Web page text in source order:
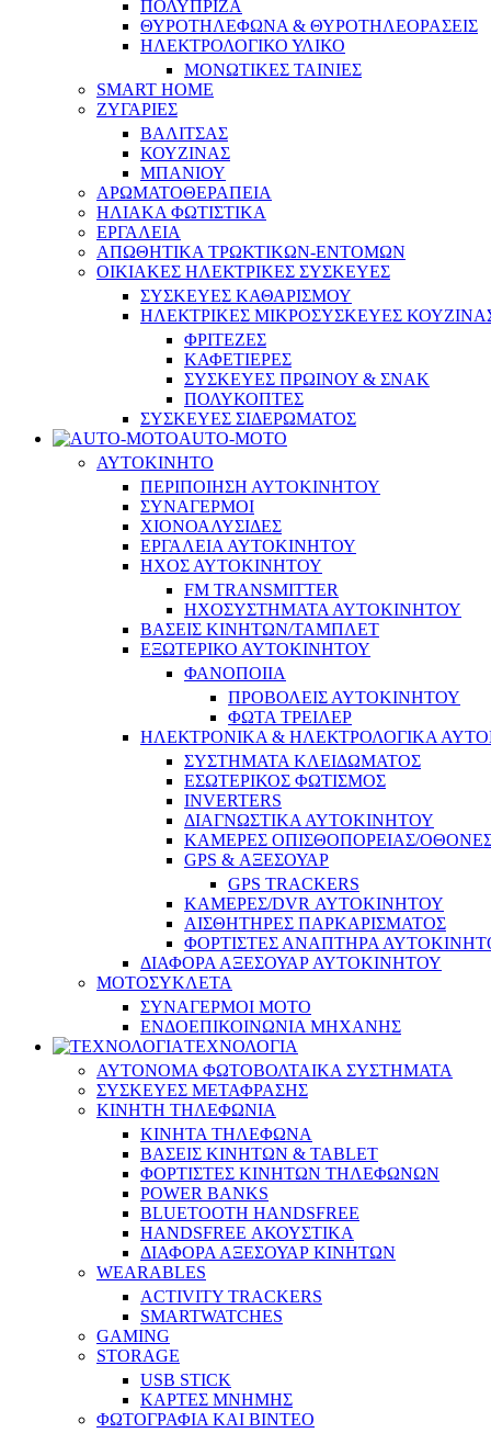
ΠΟΛΥΠΡΙΖΑ
ΘΥΡΟΤΗΛΕΦΩΝΑ & ΘΥΡΟΤΗΛΕΟΡΑΣΕΙΣ
ΗΛΕΚΤΡΟΛΟΓΙΚΟ ΥΛΙΚΟ
ΜΟΝΩΤΙΚΕΣ ΤΑΙΝΙΕΣ
SMART HOME
ΖΥΓΑΡΙΕΣ
ΒΑΛΙΤΣΑΣ
ΚΟΥΖΙΝΑΣ
ΜΠΑΝΙΟΥ
ΑΡΩΜΑΤΟΘΕΡΑΠΕΙΑ
ΗΛΙΑΚΑ ΦΩΤΙΣΤΙΚΑ
ΕΡΓΑΛΕΙΑ
ΑΠΩΘΗΤΙΚΑ ΤΡΩΚΤΙΚΩΝ-ΕΝΤΟΜΩΝ
ΟΙΚΙΑΚΕΣ ΗΛΕΚΤΡΙΚΕΣ ΣΥΣΚΕΥΕΣ
ΣΥΣΚΕΥΕΣ ΚΑΘΑΡΙΣΜΟΥ
ΗΛΕΚΤΡΙΚΕΣ ΜΙΚΡΟΣΥΣΚΕΥΕΣ
ΦΡΙΤΕΖΕΣ
ΚΑΦΕΤΙΕΡΕΣ
ΣΥΣΚΕΥΕΣ ΠΡΩΙΝΟΥ & ΣΝΑΚ
ΠΟΛΥΚΟΠΤΕΣ
ΣΥΣΚΕΥΕΣ ΣΙΔΕΡΩΜΑΤΟΣ
AUTO-MOTO
ΑΥΤΟΚΙΝΗΤΟ
ΠΕΡΙΠΟΙΗΣΗ ΑΥΤΟΚΙΝΗΤΟΥ
ΣΥΝΑΓΕΡΜΟΙ
ΧΙΟΝΟΑΛΥΣΙΔΕΣ
ΕΡΓΑΛΕΙΑ ΑΥΤΟΚΙΝΗΤΟΥ
ΗΧΟΣ ΑΥΤΟΚΙΝΗΤΟΥ
FM TRANSMITTER
ΗΧΟΣΥΣΤΗΜΑΤΑ ΑΥΤΟΚΙΝΗΤΟΥ
ΒΑΣΕΙΣ ΚΙΝΗΤΩΝ/ΤΑΜΠΛΕΤ
ΕΞΩΤΕΡΙΚΟ ΑΥΤΟΚΙΝΗΤΟΥ
ΦΑΝΟΠΟΙΙΑ
ΠΡΟΒΟΛΕΙΣ ΑΥΤΟΚΙΝΗΤΟΥ
ΦΩΤΑ ΤΡΕΙΛΕΡ
ΗΛΕΚΤΡΟΝΙΚΑ & ΗΛΕΚΤΡΟΛΟΓΙΚΑ
ΣΥΣΤΗΜΑΤΑ ΚΛΕΙΔΩΜΑΤΟΣ
ΕΣΩΤΕΡΙΚΟΣ ΦΩΤΙΣΜΟΣ
INVERTERS
ΔΙΑΓΝΩΣΤΙΚΑ ΑΥΤΟΚΙΝΗΤΟΥ
ΚΑΜΕΡΕΣ ΟΠΙΣΘΟΠΟΡΕΙΑΣ/
GPS & ΑΞΕΣΟΥΑΡ
GPS TRACKERS
ΚΑΜΕΡΕΣ/DVR ΑΥΤΟΚΙΝΗΤΟΥ
ΑΙΣΘΗΤΗΡΕΣ ΠΑΡΚΑΡΙΣΜΑΤΟΣ
ΦΟΡΤΙΣΤΕΣ ΑΝΑΠΤΗΡΑ
ΔΙΑΦΟΡΑ ΑΞΕΣΟΥΑΡ ΑΥΤΟΚΙΝΗΤΟΥ
ΜΟΤΟΣΥΚΛΕΤΑ
ΣΥΝΑΓΕΡΜΟΙ ΜΟΤΟ
ΕΝΔΟΕΠΙΚΟΙΝΩΝΙΑ ΜΗΧΑΝΗΣ
ΤΕΧΝΟΛΟΓΙΑ
ΑΥΤΟΝΟΜΑ ΦΩΤΟΒΟΛΤΑΙΚΑ ΣΥΣΤΗΜΑΤΑ
ΣΥΣΚΕΥΕΣ ΜΕΤΑΦΡΑΣΗΣ
ΚΙΝΗΤΗ ΤΗΛΕΦΩΝΙΑ
ΚΙΝΗΤΑ ΤΗΛΕΦΩΝΑ
ΒΑΣΕΙΣ ΚΙΝΗΤΩΝ & TABLET
ΦΟΡΤΙΣΤΕΣ ΚΙΝΗΤΩΝ ΤΗΛΕΦΩΝΩΝ
POWER BANKS
BLUETOOTH HANDSFREE
HANDSFREE ΑΚΟΥΣΤΙΚΑ
ΔΙΑΦΟΡΑ ΑΞΕΣΟΥΑΡ ΚΙΝΗΤΩΝ
WEARABLES
ACTIVITY TRACKERS
SMARTWATCHES
GAMING
STORAGE
USB STICK
ΚΑΡΤΕΣ ΜΝΗΜΗΣ
ΦΩΤΟΓΡΑΦΙΑ ΚΑΙ ΒΙΝΤΕΟ